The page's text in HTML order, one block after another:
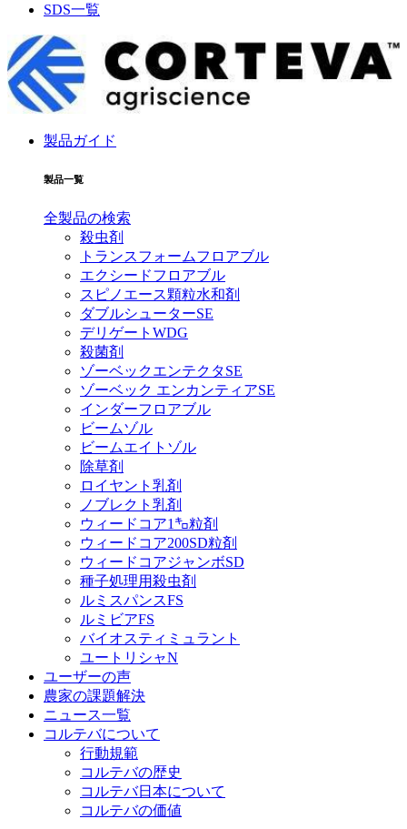
SDS一覧
製品ガイド
製品一覧
全製品の検索
殺虫剤
トランスフォームフロアブル
エクシードフロアブル
スピノエース顆粒水和剤
ダブルシューターSE
デリゲートWDG
殺菌剤
ゾーベックエンテクタSE
ゾーベック エンカンティアSE
インダーフロアブル
ビームゾル
ビームエイトゾル
除草剤
ロイヤント乳剤
ノブレクト乳剤
ウィードコア1㌔粒剤
ウィードコア200SD粒剤
ウィードコアジャンボSD
種子処理用殺虫剤
ルミスパンスFS
ルミビアFS
バイオスティミュラント
ユートリシャN
ユーザーの声
農家の課題解決
ニュース一覧
コルテバについて
行動規範
コルテバの歴史
コルテバ日本について
コルテバの価値